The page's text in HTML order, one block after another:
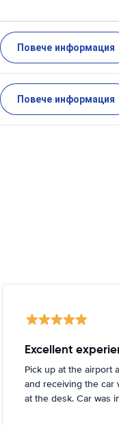
Повече информация
Повече информация
Excellent
Pick up at the airport
and receiving the car
at the desk. Car was